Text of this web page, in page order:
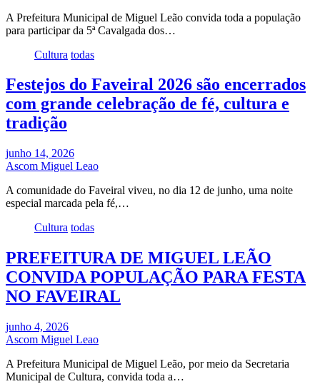
A Prefeitura Municipal de Miguel Leão convida toda a população
para participar da 5ª Cavalgada dos…
Cultura todas
Festejos do Faveiral 2026 são encerrados
com grande celebração de fé, cultura e
tradição
junho 14, 2026
Ascom Miguel Leao
A comunidade do Faveiral viveu, no dia 12 de junho, uma noite
especial marcada pela fé,…
Cultura todas
PREFEITURA DE MIGUEL LEÃO
CONVIDA POPULAÇÃO PARA FESTA
NO FAVEIRAL
junho 4, 2026
Ascom Miguel Leao
A Prefeitura Municipal de Miguel Leão, por meio da Secretaria
Municipal de Cultura, convida toda a…